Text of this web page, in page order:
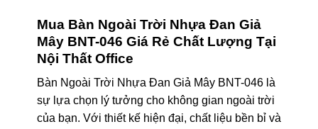
Mua Bàn Ngoài Trời Nhựa Đan Giả
Mây BNT-046 Giá Rẻ Chất Lượng Tại
Nội Thất Office
Bàn Ngoài Trời Nhựa Đan Giả Mây BNT-046 là
sự lựa chọn lý tưởng cho không gian ngoài trời
của bạn. Với thiết kế hiện đại, chất liệu bền bỉ và